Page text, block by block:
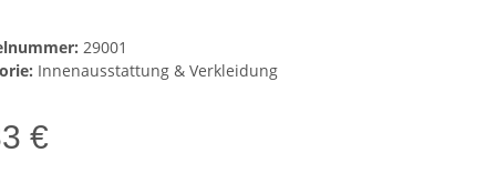
29001
Innenausstattung & Verkleidung
€